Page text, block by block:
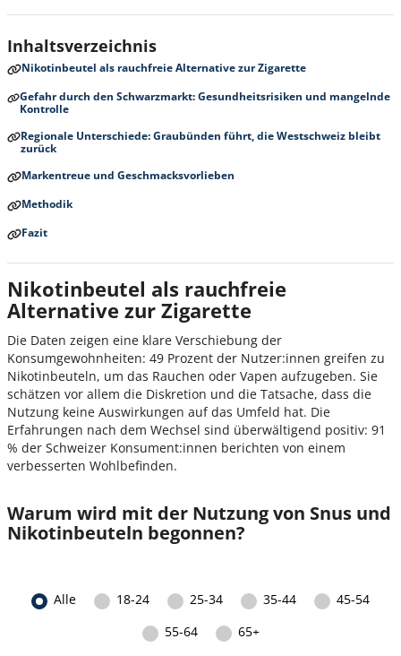
Inhaltsverzeichnis
Nikotinbeutel als rauchfreie Alternative zur Zigarette
Gefahr durch den Schwarzmarkt: Gesundheitsrisiken und mangelnde
Kontrolle
Regionale Unterschiede: Graubünden führt, die Westschweiz bleibt
zurück
Markentreue und Geschmacksvorlieben
Methodik
Fazit
Nikotinbeutel als rauchfreie
Alternative zur Zigarette
Die Daten zeigen eine klare Verschiebung der
Konsumgewohnheiten: 49 Prozent der Nutzer:innen greifen zu
Nikotinbeuteln, um das Rauchen oder Vapen aufzugeben. Sie
schätzen vor allem die Diskretion und die Tatsache, dass die
Nutzung keine Auswirkungen auf das Umfeld hat. Die
Erfahrungen nach dem Wechsel sind überwältigend positiv: 91
% der Schweizer Konsument:innen berichten von einem
verbesserten Wohlbefinden.
Warum wird mit der Nutzung von Snus und
Nikotinbeuteln begonnen?